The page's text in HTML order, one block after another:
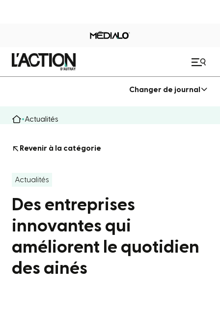
Changer de journal
Actualités
Revenir à la catégorie
Actualités
Des entreprises
innovantes qui
améliorent le quotidien
des ainés